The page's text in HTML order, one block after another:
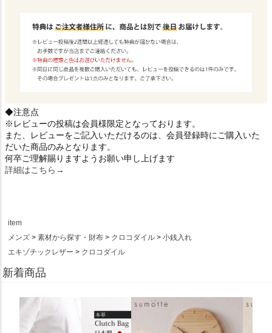
◆注意点
※レビューの投稿は会員様限定となっております。
また、レビューをご記入いただけるのは、会員登録時にご購入いた
だいた商品のみとなります。
何卒ご理解賜りますようお願い申し上げます
詳細はこちら→
item
メンズ
素材から探す・財布 クロコダイル
小銭入れ
エキゾチックレザー
クロコダイル
新着商品